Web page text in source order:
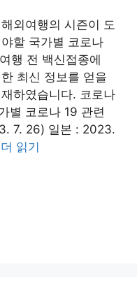
외여행의 시즌이 도
할 국가별 코로나
행 전 백신접종에
최신 정보를 얻을
하였습니다. 코로나
별 코로나 19 관련
7. 26) 일본 : 2023.
더 읽기